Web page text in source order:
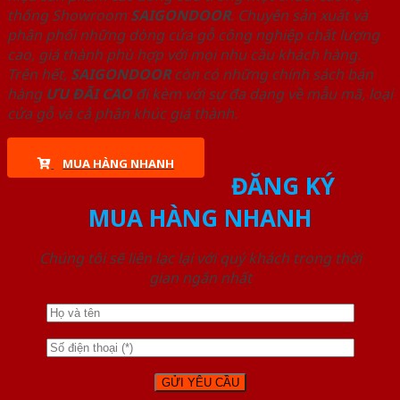
thống Showroom SAIGONDOOR. Chuyên sản xuất và
phân phối những dòng cửa gỗ công nghiệp chất lượng
cao, giá thành phù hợp với mọi nhu cầu khách hàng.
Trên hết, SAIGONDOORcòn có những chính sách bán
hàng ƯU ĐÃI CAOđi kèm với sự đa dạng về mẫu mã, loại
cửa gỗ và cả phân khúc giá thành.
MUA HÀNG NHANH
ĐĂNG KÝ
MUA HÀNG NHANH
Chúng tôi sẽ liên lạc lại với quý khách trong thời
gian ngắn nhất